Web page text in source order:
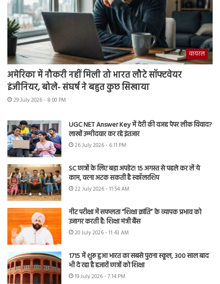
वायरल
अमेरिका में नौकरी नहीं मिली तो भारत लौटे सॉफ्टवेयर
इंजीनियर, बोले- संघर्ष ने बहुत कुछ सिखाया
29 July 2026 - 8:00 PM
UGC NET Answer Key में देरी की वजह पेपर लीक विवाद?
लाखों उम्मीदवार कर रहे इंतजार
26 July 2026 - 6:11 PM
SC छात्रों के लिए बड़ा अपडेट! 15 अगस्त से पहले कर लें ये
काम, वरना अटक सकती है स्कॉलरशिप
22 July 2026 - 11:54 AM
नीट परीक्षा में सफलता “शिक्षा क्रांति” के व्यापक प्रभाव को
उजागर करती है: शिक्षा मंत्री बैंस
20 July 2026 - 11:43 AM
1715 में शुरू हुआ भारत का सबसे पुराना स्कूल, 300 साल बाद
भी दे रहा है हजारों छात्रों को शिक्षा
19 July 2026 - 7:14 PM